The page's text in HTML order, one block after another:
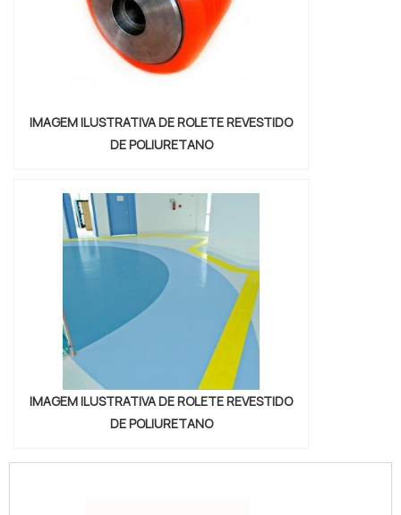
IMAGEM ILUSTRATIVA DE ROLETE REVESTIDO
DE POLIURETANO
IMAGEM ILUSTRATIVA DE ROLETE REVESTIDO
DE POLIURETANO